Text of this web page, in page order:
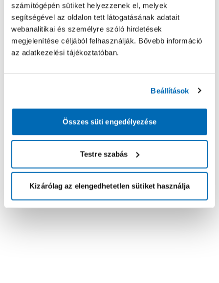
számítógépén sütiket helyezzenek el, melyek
segítségével az oldalon tett látogatásának adatait
webanalitikai és személyre szóló hirdetések
megjelenítése céljából felhasználják. Bővebb információ
az adatkezelési tájékoztatóban.
Beállítások
Összes süti engedélyezése
Testre szabás
Kizárólag az elengedhetetlen sütiket használja